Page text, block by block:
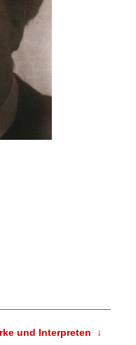
und Interpreten ↓